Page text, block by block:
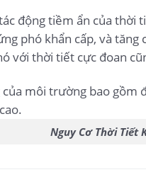
động tiềm ẩn của thời
phó khẩn cấp, và
với thời tiết cực đoan
Nguy Cơ Thời Tiết